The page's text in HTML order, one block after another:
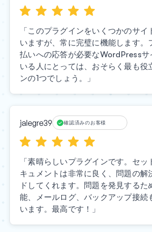
「このプラグインをいくつかのサイ
いますが、常に完璧に機能します。
払いへの応答が必要なWordPressサ
いる人にとっては、おそらく最も役
ンの1つでしょう。」
jalegre39 確認済みのお客様
「素晴らしいプラグインです。セッ
キュメントは非常に良く、問題の解
ドしてくれます。問題を発見するた
能、メールログ、バックアップ接続
います。最高です！」